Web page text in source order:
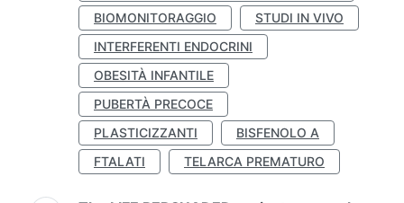
BIOMONITORAGGIO
STUDI IN VIVO
INTERFERENTI ENDOCRINI
OBESITÀ INFANTILE
PUBERTÀ PRECOCE
PLASTICIZZANTI
BISFENOLO A
FTALATI
TELARCA PREMATURO